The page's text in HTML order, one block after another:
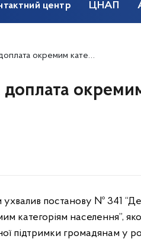
центр ЦНАП
категоріям громадян
ухвалив постанову № 341
категоріям населення”,
підтримки громадянам у